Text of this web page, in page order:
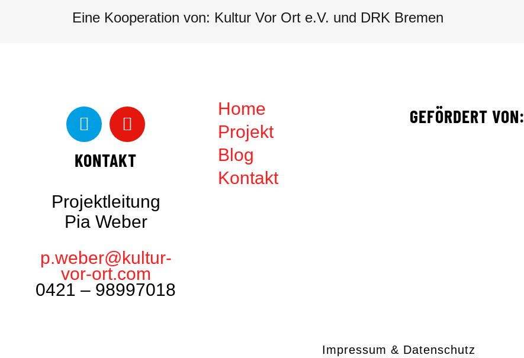
Eine Kooperation von: Kultur Vor Ort e.V. und DRK Bremen
KONTAKT
Projektleitung
Pia Weber
p.weber@kultur-
vor-ort.com
0421 – 98997018
Home
Projekt
Blog
Kontakt
GEFÖRDERT VON:
Impressum & Datenschutz